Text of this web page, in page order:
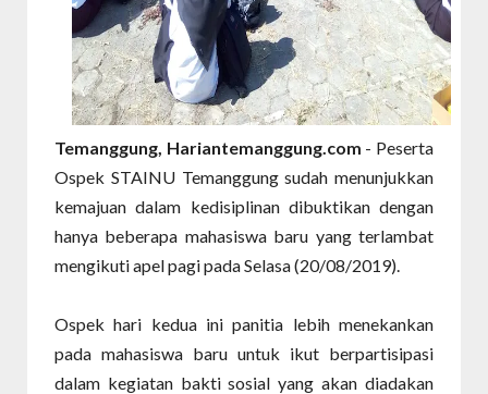
Temanggung, Hariantemanggung.com - Peserta
Ospek STAINU Temanggung sudah menunjukkan
kemajuan dalam kedisiplinan dibuktikan dengan
hanya beberapa mahasiswa baru yang terlambat
mengikuti apel pagi pada Selasa (20/08/2019).
Ospek hari kedua ini panitia lebih menekankan
pada mahasiswa baru untuk ikut berpartisipasi
dalam kegiatan bakti sosial yang akan diadakan